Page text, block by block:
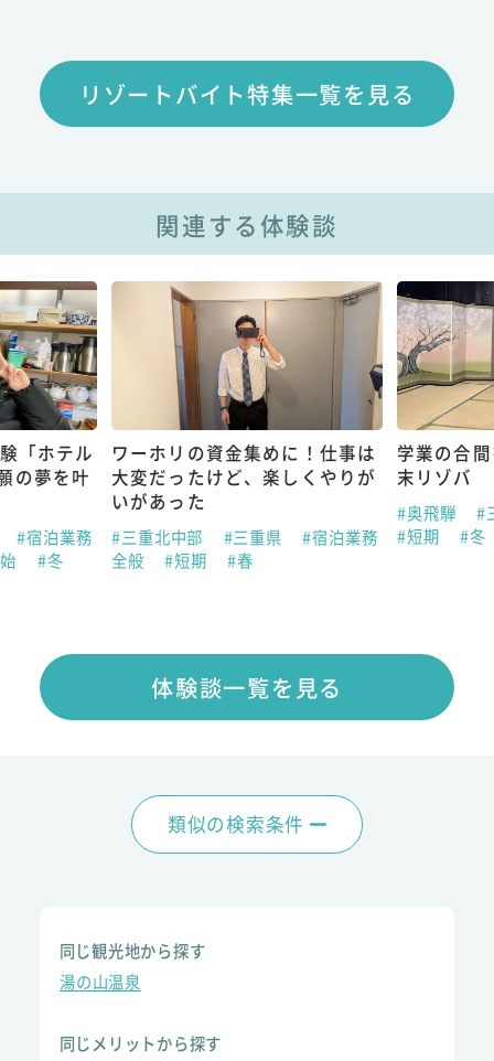
リゾートバイト特集一覧を見る
関連する体験談
「ホテル
の夢を叶
#宿泊業務
#冬
ワーホリの資金集めに！仕事は
大変だったけど、楽しくやりが
いがあった
#三重北中部 #三重県
#宿泊業務
全般
#短期 #春
学業の合
末リゾバ
#奥飛騨
#
#短期
#冬
体験談一覧を見る
類似の検索条件
同じ観光地から探す
湯の山温泉
同じメリットから探す